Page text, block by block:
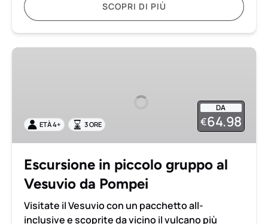
SCOPRI DI PIÙ
Escursione
Vesuvio
da
DA
€64.98
ETÀ 4+ 3 ORE
Escursione in piccolo gruppo al
Vesuvio da Pompei
Visitate il Vesuvio con un pacchetto all-
inclusive e scoprite da vicino il vulcano più